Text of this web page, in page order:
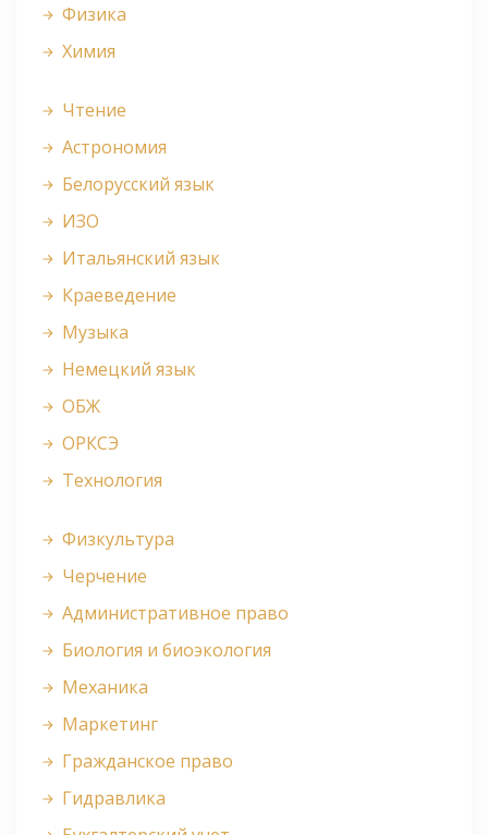
Физика
Химия
Чтение
Астрономия
Белорусский язык
ИЗО
Итальянский язык
Краеведение
Музыка
Немецкий язык
ОБЖ
ОРКСЭ
Технология
Физкультура
Черчение
Административное право
Биология и биоэкология
Механика
Маркетинг
Гражданское право
Гидравлика